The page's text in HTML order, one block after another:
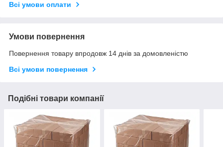
Всі умови оплати
Умови повернення
Повернення товару впродовж 14 днів за домовленістю
Всі умови повернення
Подібні товари компанії